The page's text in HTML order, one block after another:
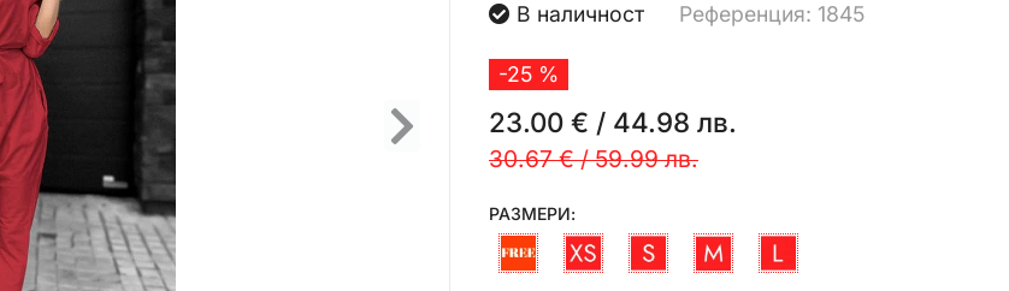
В наличност Референция: 1845
-25 %
23.00 € / 44.98 лв.
30.67 €/59.99 лв.
РАЗМЕРИ: